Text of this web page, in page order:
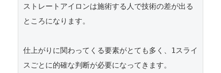
ストレートアイロンは施術する人で技術の差が出る
ところになります。
仕上がりに関わってくる要素がとても多く、1スライ
スごとに的確な判断が必要になってきます。